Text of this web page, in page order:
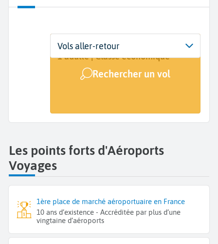
Départ
De...
Dates
Dates de votre voyage
Voyageurs | Classe
1 adulte | Classe économique
Rechercher un vol
Vols aller-retour
Les points forts d'Aéroports
Voyages
1ère place de marché aéroportuaire en France
10 ans d’existence - Accréditée par plus d’une
vingtaine d’aéroports